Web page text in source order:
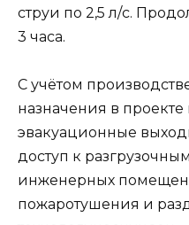
струи по 2,5 л/с.
3 часа.
С учётом
назначения в
эвакуационные
доступ к
инженерных
пожаротушения и